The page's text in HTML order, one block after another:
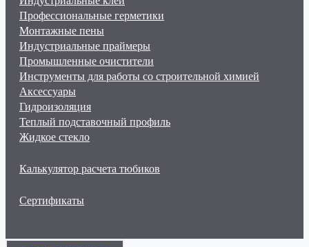
Профессиональные герметики
Монтажные пены
Индустриальные праймеры
Промышленные очистители
Инструменты для работы со строительной химией
Аксессуары
Гидроизоляция
Теплый подставочный профиль
Жидкое стекло
Калькулятор расчета тюбиков
Сертификаты